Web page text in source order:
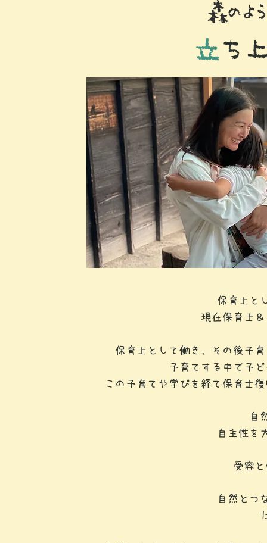
森のよ
立ち
保育士と
現在保育士
保育士として働き、その後子
子育てする中で子
この子育てや学びを経て保育士
自
自主性を
受容
自然とつ